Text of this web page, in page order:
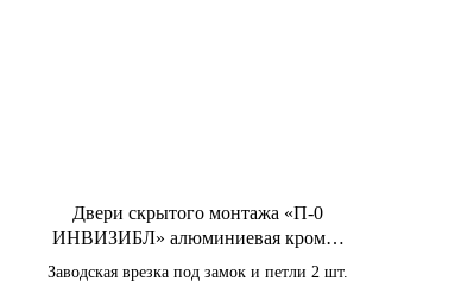
Двери скрытого монтажа «П-0
ИНВИЗИБЛ» алюминиевая кромка
черная c 4-x сторон / Высота полотна
2100 мм.
Заводская врезка под замок и петли 2 шт.